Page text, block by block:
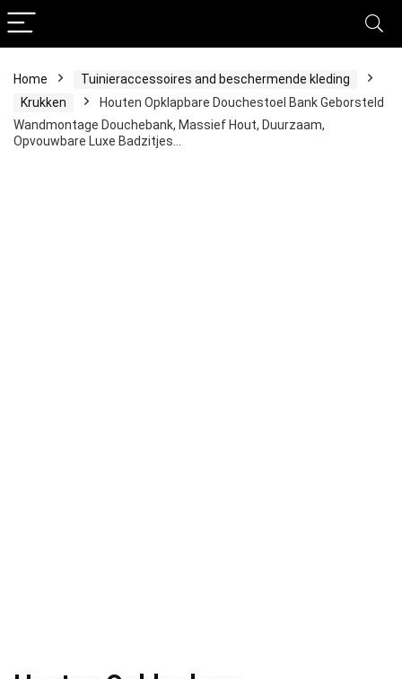
Home
Tuinieraccessoires and beschermende kleding
Krukken
Houten Opklapbare Douchestoel Bank Geborsteld
Wandmontage Douchebank, Massief Hout, Duurzaam,
Opvouwbare Luxe Badzitjes…